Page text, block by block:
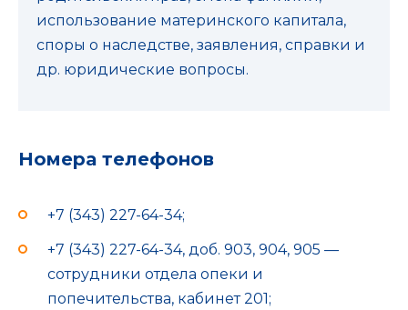
использование материнского капитала,
споры о наследстве, заявления, справки и
др. юридические вопросы.
Номера телефонов
+7 (343) 227-64-34;
+7 (343) 227-64-34, доб. 903, 904, 905 —
сотрудники отдела опеки и
попечительства, кабинет 201;